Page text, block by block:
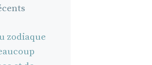
zodiaque